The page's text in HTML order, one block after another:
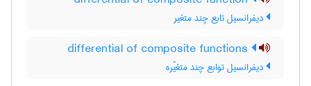
دیفرانسیل تابع چند متغیر
دیفرانسیل توابع چند متغیّره